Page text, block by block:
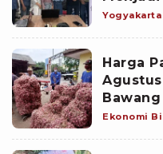
Yogyakarta
Harga
Ekonomi